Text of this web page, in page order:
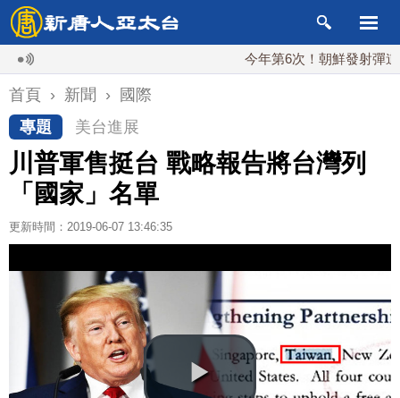
今年第6次！朝鮮發射彈道導彈
首頁 › 新聞 ›
國際
專題
美台進展
川普軍售挺台 戰略報告將台灣列
「國家」名單
更新時間：2019-06-07 13:46:35